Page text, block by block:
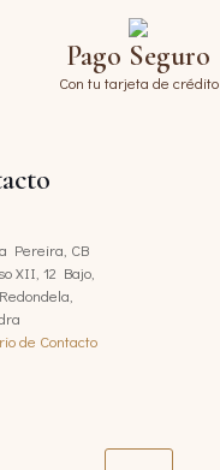
Pago Seguro
Con tu tarjeta de crédito
Pereira, CB
XII, 12 Bajo,
de Contacto